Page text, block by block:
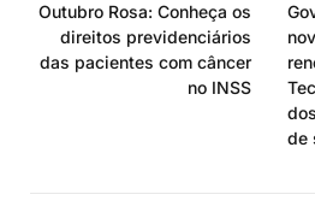
Outubro Rosa: Conheça os
direitos previdenciários
das pacientes com câncer
no INSS
de